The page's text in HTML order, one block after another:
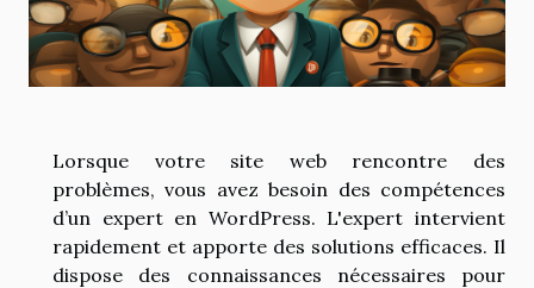
Lorsque votre site web rencontre des
problèmes, vous avez besoin des compétences
d’un expert en WordPress. L'expert intervient
rapidement et apporte des solutions efficaces. Il
dispose des connaissances nécessaires pour